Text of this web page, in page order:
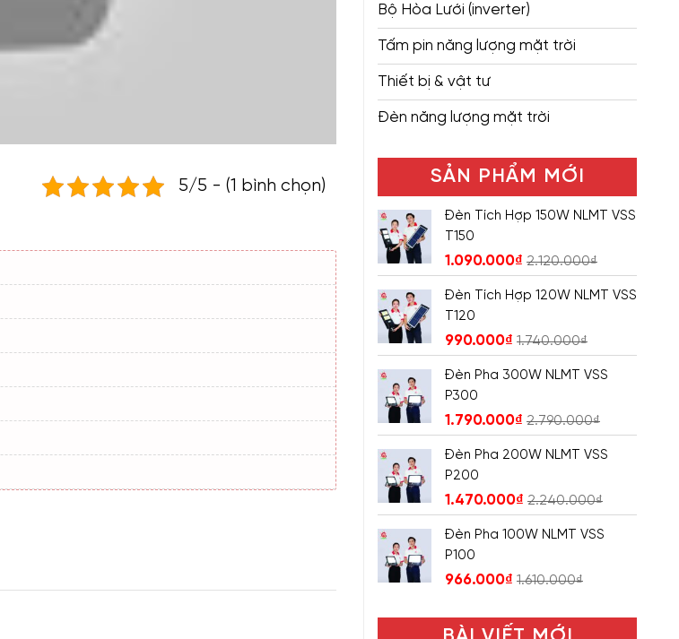
5/5 - (1 bình chọn)
Bộ Hòa Lưới (inverter)
Tấm pin năng lượng mặt trời
Thiết bị & vật tư
Đèn năng lượng mặt trời
SẢN PHẨM MỚI
Đèn Tích Hợp 150W NLMT VSS
T150
1.090.000₫ 2.120.000₫
Đèn Tích Hợp 120W NLMT VSS
T120
990.000₫ 1.740.000₫
Đèn Pha 300W NLMT VSS
P300
1.790.000₫ 2.790.000₫
Đèn Pha 200W NLMT VSS
P200
1.470.000₫ 2.240.000₫
Đèn Pha 100W NLMT VSS
P100
966.000₫ 1.610.000₫